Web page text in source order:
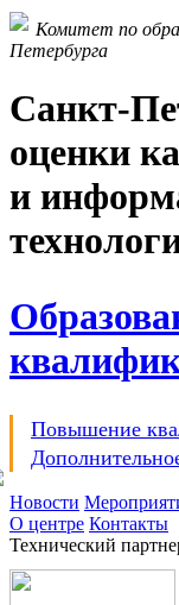
Комитет по
Петербурга
Санкт-
оценки
и
Повышение
Новости
О центре Контакты
Технический